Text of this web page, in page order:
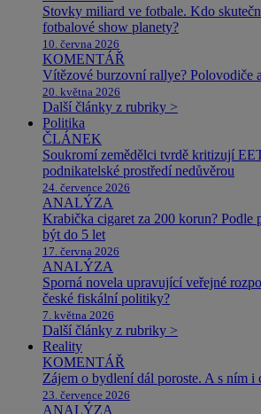
Stovky miliard ve fotbale. Kdo
fotbalové show planety?
10. června 2026
KOMENTÁŘ
Vítězové burzovní rallye? Polovodiče
20. května 2026
Další články z rubriky >
Politika
ČLÁNEK
Soukromí zemědělci tvrdě kritizují
podnikatelské prostředí nedůvěrou
24. července 2026
ANALÝZA
Krabička cigaret za 200 korun? Podle
být do 5 let
17. června 2026
ANALÝZA
Sporná novela upravující veřejné
české fiskální politiky?
7. května 2026
Další články z rubriky >
Reality
KOMENTÁŘ
Zájem o bydlení dál poroste. A s ním i
23. července 2026
ANALÝZA